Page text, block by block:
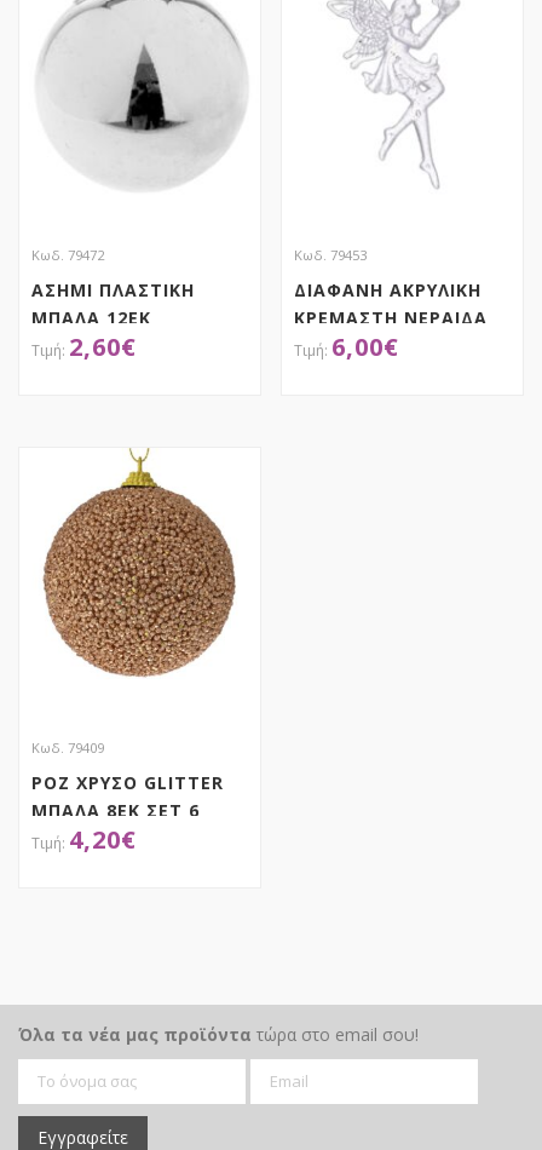
Κωδ. 79472
ΑΣΗΜΙ ΠΛΑΣΤΙΚΗ
ΜΠΑΛΑ 12ΕΚ
2,60€
Κωδ. 79453
ΔΙΑΦΑΝΗ ΑΚΡΥΛΙΚΗ
ΚΡΕΜΑΣΤΗ ΝΕΡΑΙΔΑ
ΣΕΤ 6 15ΕΚ
6,00€
Κωδ. 79409
ΡΟΖ ΧΡΥΣΟ GLITTER
ΜΠΑΛΑ 8ΕΚ ΣΕΤ 6
4,20€
Όλα τα νέα μας προϊόντα τώρα στο email σου!
Εγγραφείτε